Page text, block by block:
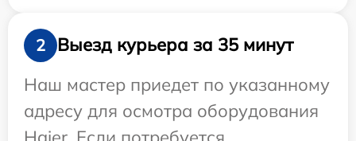
2
Выезд курьера за 35 минут
Наш мастер приедет по указанному
адресу для осмотра оборудования